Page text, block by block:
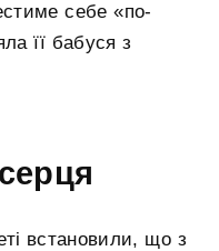
себе «по-
її бабуся з
встановили, що з